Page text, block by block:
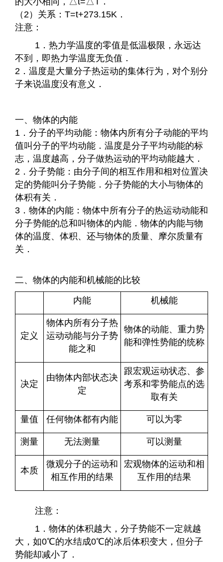
（2）关系：T=t+273.15K．
注意：
1．热力学温度的零值是低温极限，永远达
不到，即热力学温度无负值．
2．温度是大量分子热运动的集体行为，对个别分
子来说温度没有意义．
一、物体的内能
1．分子的平均动能：物体内所有分子动能的平均
值叫分子的平均动能．温度是分子平均动能的标
志，温度越高，分子做热运动的平均动能越大．
2．分子势能：由分子间的相互作用和相对位置决
定的势能叫分子势能．分子势能的大小与物体的
体积有关．
3．物体的内能：物体中所有分子的热运动动能和
分子势能的总和叫物体的内能．物体的内能与物
体的温度、体积、还与物体的质量、摩尔质量有
关．
二、物体的内能和机械能的比较
内能 机械能
定义
物体内所有分子热
运动动能与分子势
能之和
物体的动能、重力势
能和弹性势能的统称
决定
由物体内部状态决
定
跟宏观运动状态、参
考系和零势能点的选
取有关
量值 任何物体都有内能 可以为零
测量 无法测量 可以测量
本质
微观分子的运动和
相互作用的结果
宏观物体的运动和相
互作用的结果
注意：
1．物体的体积越大，分子势能不一定就越
大，如0℃的水结成0℃的冰后体积变大，但分子
势能却减小了．